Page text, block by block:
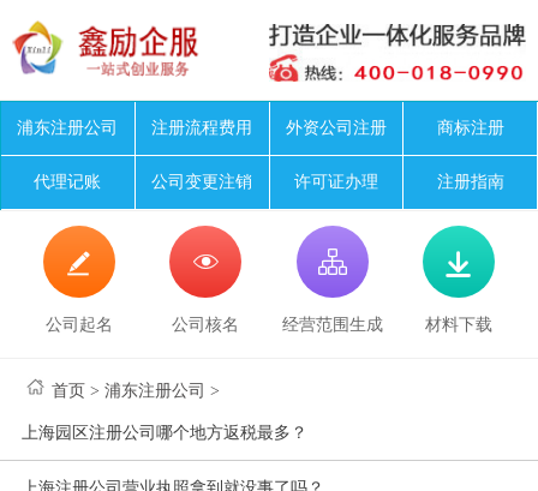
浦东注册公司 注册流程费用 外资公司注册 商标注册
代理记账 公司变更注销 许可证办理 注册指南

公司起名

公司核名

经营范围生成

材料下载
首页 >浦东注册公司 >
上海园区注册公司哪个地方返税最多？